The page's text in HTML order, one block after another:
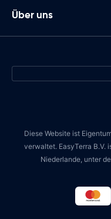
Über uns
Diese Website ist
verwaltet. EasyTerra B.V.
Niederlande, unter